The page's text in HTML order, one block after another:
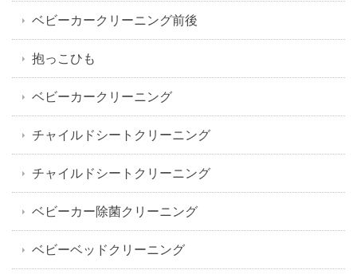
ベビーカークリーニング前後
抱っこひも
ベビーカークリーニング
チャイルドシートクリーニング
チャイルドシートクリーニング
ベビーカー除菌クリーニング
ベビーベッドクリーニング